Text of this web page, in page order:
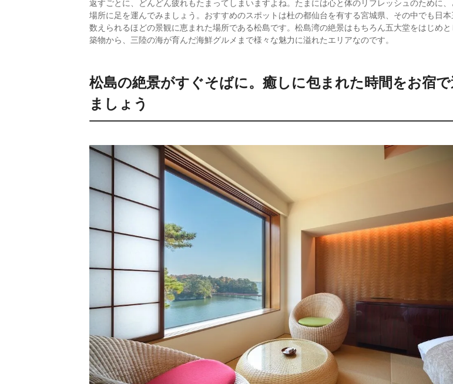
返すごとに、どんどん疲れもたまってしまいますよね。たまには心と体のリフレッシュのために
場所に足を運んでみましょう。おすすめのスポットは杜の都仙台を有する宮城県、その中でも日本
数えられるほどの景観に恵まれた場所である松島です。松島湾の絶景はもちろん五大堂をはじめ
築物から、三陸の海が育んだ海鮮グルメまで様々な魅力に溢れたエリアなのです。
松島の絶景がすぐそばに。癒しに包まれた時間をお宿で
ましょう